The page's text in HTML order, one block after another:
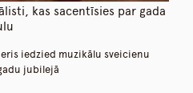
kas sacentīsies par gada
iedzied muzikālu sveicienu
jubilejā